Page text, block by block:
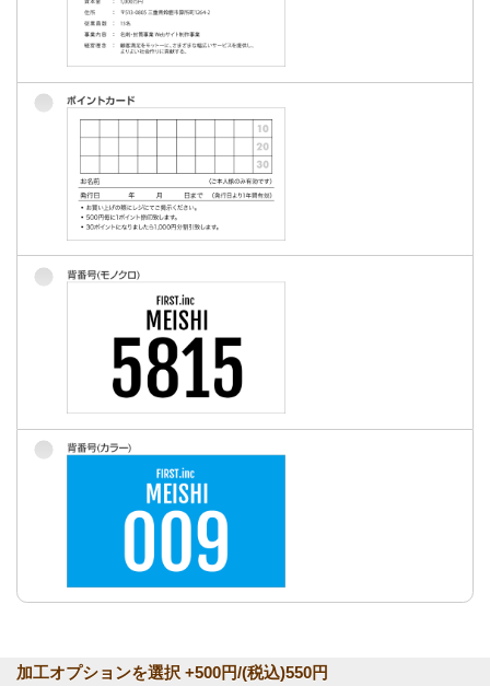
加工オプションを選択 +500円/(税込)550円